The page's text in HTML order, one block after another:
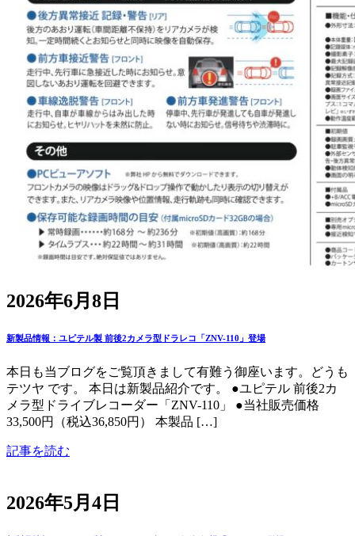
2026年6月8日
新製品情報：ユピテル製 前後2カメラ型ドラレコ「ZNV-110」登場
本日も当ブログをご覧頂きまして有難う御座います。どうも
テツヤ です。 本日は新製品紹介です。 ●ユピテル 前後2カ
メラ型ドライブレコーダー「ZNV-110」 ●当社販売価格
33,500円（税込36,850円） 本製品 […]
記事を読む
2026年5月4日